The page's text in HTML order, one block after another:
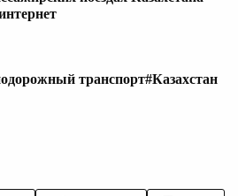
транспорт#Казахстан